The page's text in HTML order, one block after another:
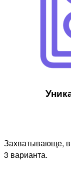
Захватывающе,
3 варианта.